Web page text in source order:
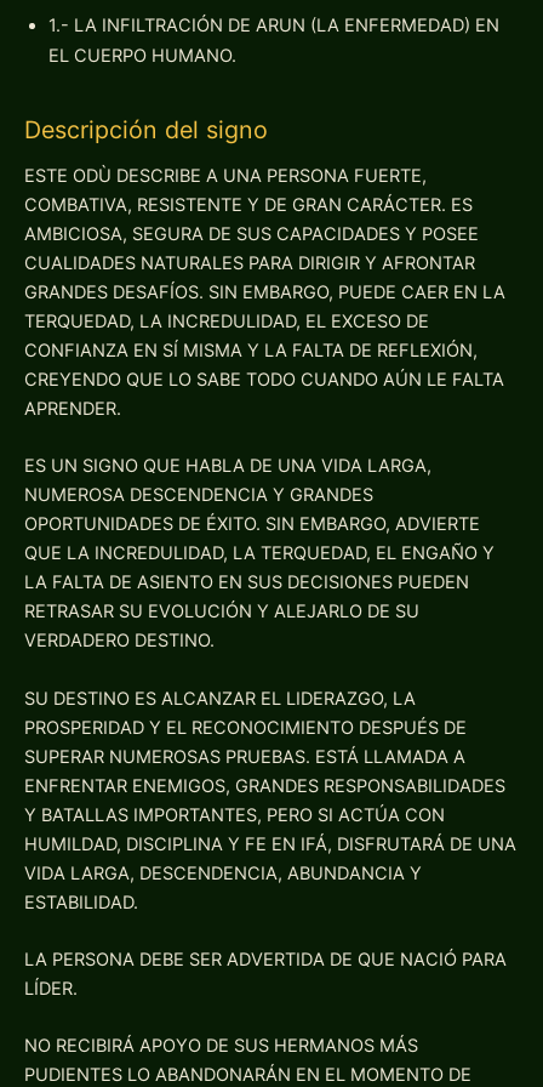
1.- LA INFILTRACIÓN DE ARUN (LA ENFERMEDAD) EN
EL CUERPO HUMANO.
Descripción del signo
ESTE ODÙ DESCRIBE A UNA PERSONA FUERTE,
COMBATIVA, RESISTENTE Y DE GRAN CARÁCTER. ES
AMBICIOSA, SEGURA DE SUS CAPACIDADES Y POSEE
CUALIDADES NATURALES PARA DIRIGIR Y AFRONTAR
GRANDES DESAFÍOS. SIN EMBARGO, PUEDE CAER EN LA
TERQUEDAD, LA INCREDULIDAD, EL EXCESO DE
CONFIANZA EN SÍ MISMA Y LA FALTA DE REFLEXIÓN,
CREYENDO QUE LO SABE TODO CUANDO AÚN LE FALTA
APRENDER.
ES UN SIGNO QUE HABLA DE UNA VIDA LARGA,
NUMEROSA DESCENDENCIA Y GRANDES
OPORTUNIDADES DE ÉXITO. SIN EMBARGO, ADVIERTE
QUE LA INCREDULIDAD, LA TERQUEDAD, EL ENGAÑO Y
LA FALTA DE ASIENTO EN SUS DECISIONES PUEDEN
RETRASAR SU EVOLUCIÓN Y ALEJARLO DE SU
VERDADERO DESTINO.
SU DESTINO ES ALCANZAR EL LIDERAZGO, LA
PROSPERIDAD Y EL RECONOCIMIENTO DESPUÉS DE
SUPERAR NUMEROSAS PRUEBAS. ESTÁ LLAMADA A
ENFRENTAR ENEMIGOS, GRANDES RESPONSABILIDADES
Y BATALLAS IMPORTANTES, PERO SI ACTÚA CON
HUMILDAD, DISCIPLINA Y FE EN IFÁ, DISFRUTARÁ DE UNA
VIDA LARGA, DESCENDENCIA, ABUNDANCIA Y
ESTABILIDAD.
LA PERSONA DEBE SER ADVERTIDA DE QUE NACIÓ PARA
LÍDER.
NO RECIBIRÁ APOYO DE SUS HERMANOS MÁS
PUDIENTES LO ABANDONARÁN EN EL MOMENTO DE